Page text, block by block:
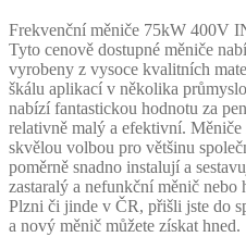
Frekvenční měniče 75kW 400V
Tyto cenově dostupné měniče
vyrobeny z vysoce kvalitních
škálu aplikací v několika
nabízí fantastickou hodnotu za
relativně malý a efektivní.
skvělou volbou pro většinu
poměrně snadno instalují a
zastaralý a nefunkční měnič
Plzni či jinde v ČR, přišli jste do
a nový měnič můžete získat hned.